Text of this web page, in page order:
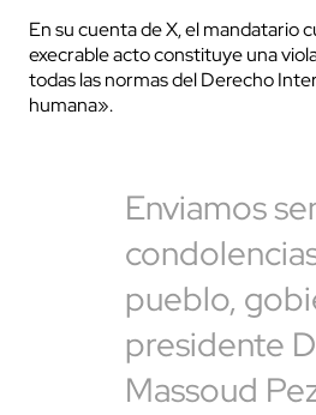
En su cuenta de X, el mandatario
execrable acto constituye una
todas las normas del Derecho
humana».
Enviamos
pueblo,
presidente
Massoud